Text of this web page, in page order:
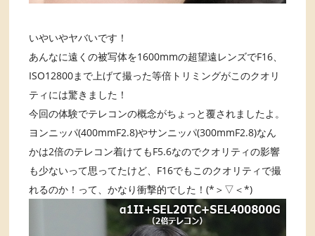
いやいやヤバいです！
あんなに遠くの被写体を1600mmの超望遠レンズでF16、
ISO12800まで上げて撮った等倍トリミングがこのクオリ
ティには驚きました！
今回の体験でテレコンの概念がちょっと覆されましたよ。
ヨンニッパ(400mmF2.8)やサンニッパ(300mmF2.8)なん
かは2倍のテレコン着けてもF5.6なのでクオリティの影響
も少ないって思ってたけど、F16でもこのクオリティで撮
れるのか！って、かなり衝撃的でした！(*＞▽＜*)